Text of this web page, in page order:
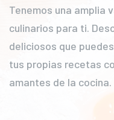
Tenemos una amplia
culinarios para ti.
deliciosos que
tus propias recetas
amantes de la cocina.